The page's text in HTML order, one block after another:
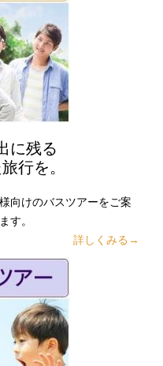
に残る
行を。
向けのバスツアーをご案
す。
詳しくみる→